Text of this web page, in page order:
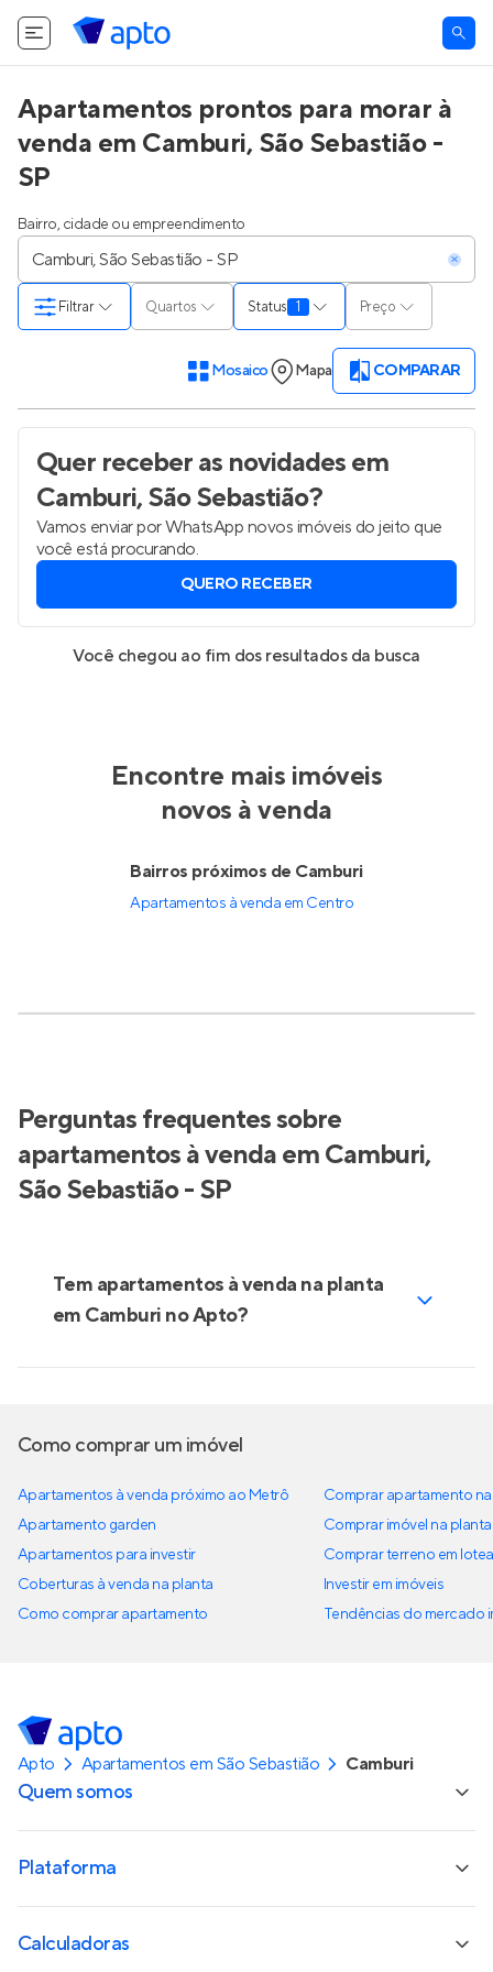
Apartamentos prontos para morar à
venda em Camburi, São Sebastião -
SP
Bairro, cidade ou empreendimento
Quartos Status 1 Preço
Filtrar
Mosaico Mapa COMPARAR
Quer receber as novidadesem
Camburi, São Sebastião?
Vamos enviar por WhatsApp novos imóveis do jeito que
você está procurando.
QUERO RECEBER
Você chegou ao fim dos resultados da busca
Encontre mais imóveis
novos à venda
Bairros próximos de Camburi
Apartamentos à venda em Centro
Perguntas frequentes sobre
apartamentos à venda em Camburi,
São Sebastião - SP
Tem apartamentos à venda na planta
em Camburi no Apto?
Como comprar um imóvel
Apartamentos à venda próximo ao Metrô
Apartamento garden
Apartamentos para investir
Coberturas à venda na planta
Como comprar apartamento
Comprar apartamento
Comprar imóvel na planta
Comprar terreno em
Investir em imóveis
Tendências do mercado
Apto Apartamentos em São Sebastião Camburi
Quem somos
Plataforma
Calculadoras